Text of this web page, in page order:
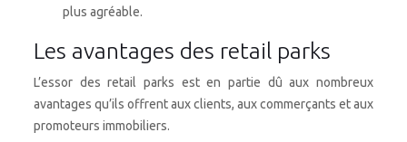
plus agréable.
Les avantages des retail parks
L’essor des retail parks est en partie dû aux nombreux
avantages qu’ils offrent aux clients, aux commerçants et aux
promoteurs immobiliers.